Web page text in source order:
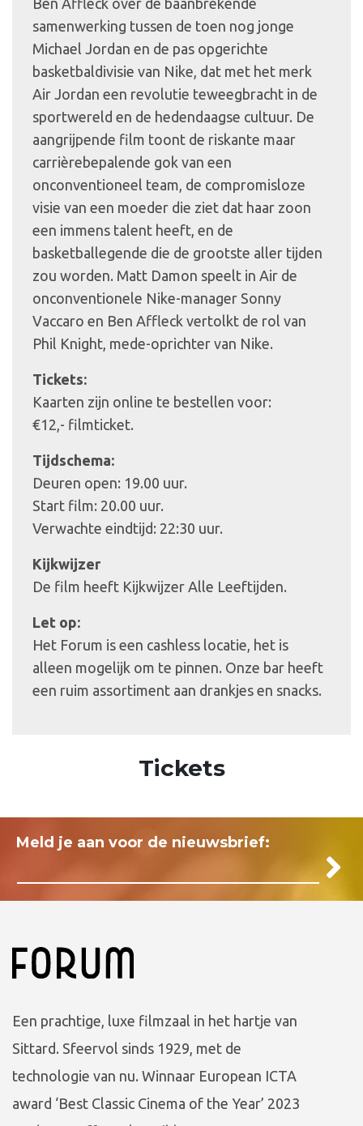
samenwerking tussen de toen nog jonge
Michael Jordan en de pas opgerichte
basketbaldivisie van Nike, dat met het merk
Air Jordan een revolutie teweegbracht in de
sportwereld en de hedendaagse cultuur. De
aangrijpende film toont de riskante maar
carrièrebepalende gok van een
onconventioneel team, de compromisloze
visie van een moeder die ziet dat haar zoon
een immens talent heeft, en de
basketballegende die de grootste aller tijden
zou worden. Matt Damon speelt in Air de
onconventionele Nike-manager Sonny
Vaccaro en Ben Affleck vertolkt de rol van
Phil Knight, mede-oprichter van Nike.
Tickets:
Kaarten zijn online te bestellen voor:
€12,- filmticket.
Tijdschema:
Deuren open: 19.00 uur.
Start film: 20.00 uur.
Verwachte eindtijd: 22:30 uur.
Kijkwijzer
De film heeft Kijkwijzer Alle Leeftijden.
Let op:
Het Forum is een cashless locatie, het is
alleen mogelijk om te pinnen. Onze bar heeft
een ruim assortiment aan drankjes en snacks.
Tickets
Meld je aan voor de nieuwsbrief:
Een prachtige, luxe filmzaal in het hartje van
Sittard. Sfeervol sinds 1929, met de
technologie van nu. Winnaar European ICTA
award ‘Best Classic Cinema of the Year’ 2023